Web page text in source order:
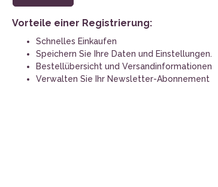
Vorteile einer Registrierung:
Schnelles Einkaufen
Speichern Sie Ihre Daten und Einstellungen.
Bestellübersicht und Versandinformationen
Verwalten Sie Ihr Newsletter-Abonnement